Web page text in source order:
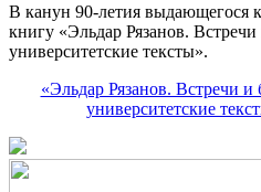
В канун 90-летия выдающегося
книгу «Эльдар Рязанов.
университетские тексты».
«Эльдар Рязанов. Встречи и
университетские